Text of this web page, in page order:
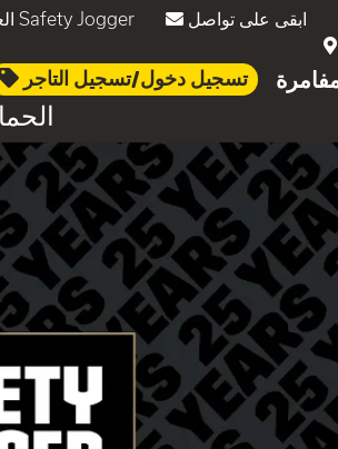
العمل في Safety Jogger ابقى على تواصل
تسجيل دخول/تسجيل التاجر